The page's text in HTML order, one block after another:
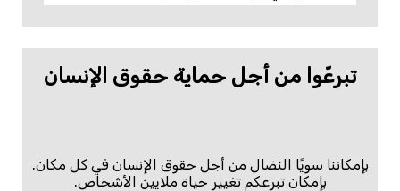
تبرعّوا من أجل حماية حقوق الإنسان
بإمكاننا سويًا النضال من أجل حقوق الإنسان في كل مكان.
بإمكان تبرعكم تغيير حياة ملايين الأشخاص.